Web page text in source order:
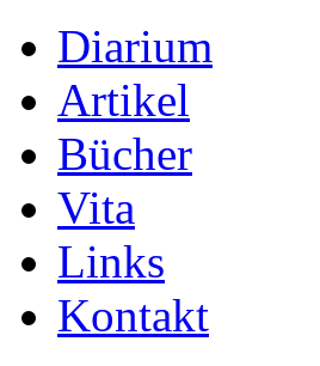
Diarium
Artikel
Bücher
Vita
Links
Kontakt